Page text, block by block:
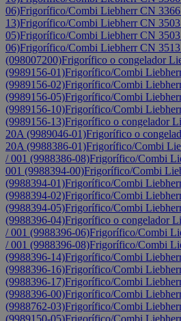
06)Frigorífico/Combi Liebherr CN
13)Frigorífico/Combi Liebherr CN
05)Frigorífico/Combi Liebherr CN
06)Frigorífico/Combi Liebherr CN
(098007200)Frigorífico o congelador
(9989156-01)Frigorífico/Combi
(9989156-02)Frigorífico/Combi
(9989156-05)Frigorífico/Combi
(9989156-10)Frigorífico/Combi
(9989156-13)Frigorífico o congelador
20A (9989046-01)Frigorífico o
20A (9988386-01)Frigorífico/Combi
/ 001 (9988386-08)Frigorífico/Combi
001 (9988394-00)Frigorífico/Combi
(9988394-01)Frigorífico/Combi
(9988394-02)Frigorífico/Combi
(9988394-05)Frigorífico/Combi
(9988396-04)Frigorífico o congelador
/ 001 (9988396-06)Frigorífico/Combi
/ 001 (9988396-08)Frigorífico/Combi
(9988396-14)Frigorífico/Combi
(9988396-16)Frigorífico/Combi
(9988396-17)Frigorífico/Combi
(9988396-00)Frigorífico/Combi
(9988762-03)Frigorífico/Combi